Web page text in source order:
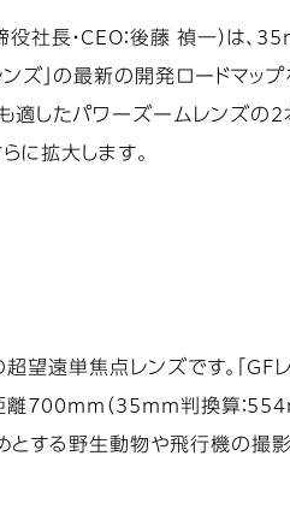
社長・CEO：後藤 禎一）は、
ンズ」の最新の開発ロードマ
したパワーズームレンズの2
に拡大します。
望遠単焦点レンズです。「
700mm（35mm判換算：
とする野生動物や飛行機の撮